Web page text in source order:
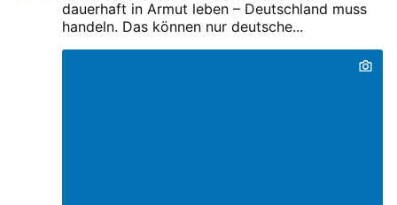
dauerhaft in Armut leben – Deutschland muss
handeln. Das können nur deutsche...